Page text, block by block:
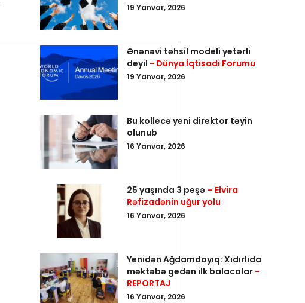
19 Yanvar, 2026
Ənənəvi təhsil modeli yetərli
deyil - Dünya İqtisadi Forumu
19 Yanvar, 2026
Bu kollecə yeni direktor təyin
olunub
16 Yanvar, 2026
25 yaşında 3 peşə – Elvira
Rəfizadənin uğur yolu
16 Yanvar, 2026
Yenidən Ağdamdayıq: Xıdırlıda
məktəbə gedən ilk balacalar -
REPORTAJ
16 Yanvar, 2026